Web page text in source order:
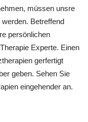
müssen unsre
Betreffend
persönlichen
Experte. Einen
gerfertigt
geben. Sehen Sie
eingehender an.